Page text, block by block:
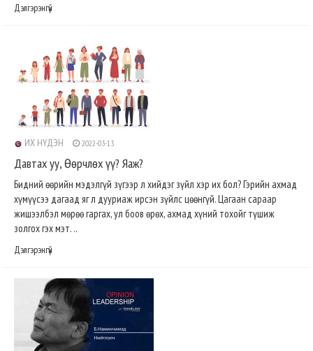
Дэлгэрэнгүй
ИХ НҮДЭН 2022-03-13
Давтах уу, Өөрчлөх үү? Яаж?
Бидний өөрийн мэдэлгүй зүгээр л хийдэг зүйл хэр их бол? Гэрийн ахмад
хүмүүсээ дагаад яг л дууриаж ирсэн зүйлс цөөнгүй. Цагаан сараар
жишээлбэл мөрөө гаргах, ул боов өрөх, ахмад хүний тохойг түшиж
золгох гэх мэт. ..
Дэлгэрэнгүй